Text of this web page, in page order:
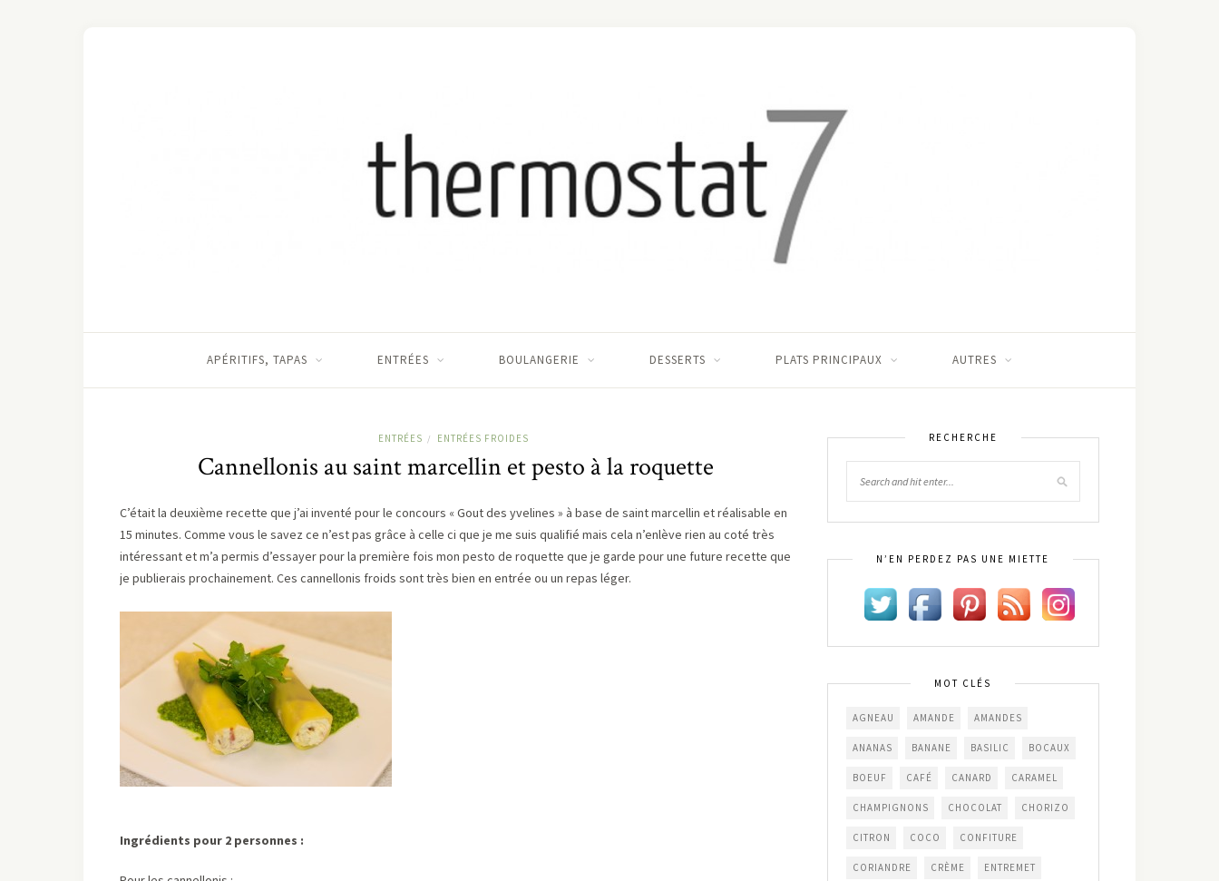
APÉRITIFS, TAPAS ENTRÉES BOULANGERIE DESSERTS PLATS PRINCIPAUX AUTRES
ENTRÉES / ENTRÉES FROIDES
Cannellonis au saint marcellin et pesto à la roquette
C’était la deuxième recette que j’ai inventé pour le concours « Gout des yvelines » à base de saint marcellin et réalisable en
15 minutes. Comme vous le savez ce n’est pas grâce à celle ci que je me suis qualifié mais cela n’enlève rien au coté très
intéressant et m’a permis d’essayer pour la première fois mon pesto de roquette que je garde pour une future recette que
je publierais prochainement. Ces cannellonis froids sont très bien en entrée ou un repas léger.
Ingrédients pour 2 personnes :
RECHERCHE
N’EN PERDEZ PAS UNE MIETTE
MOT CLÉS
AGNEAU AMANDE AMANDES
ANANAS BANANE BASILIC BOCAUX
BOEUF CAFÉ CANARD CARAMEL
CHAMPIGNONS CHOCOLAT CHORIZO
CITRON COCO CONFITURE
CORIANDRE CRÈME ENTREMET